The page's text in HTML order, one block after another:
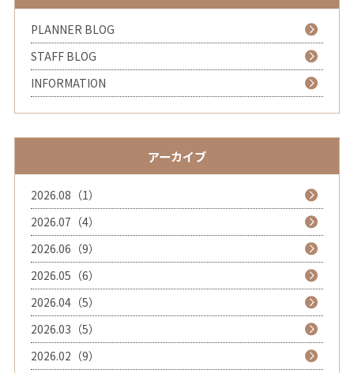
PLANNER BLOG
STAFF BLOG
INFORMATION
アーカイブ
2026.08（1）
2026.07（4）
2026.06（9）
2026.05（6）
2026.04（5）
2026.03（5）
2026.02（9）